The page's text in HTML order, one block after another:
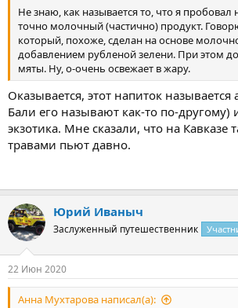
многочисленны: здесь можно поесть и
солянка с салатом из огурцов и помидоров,
различными начинками, толченое
котлетами, голубцы, фаршированные яйца
сладкими и несладкими начинками.
является так называется «Нарезка под
сала, маринованных огурцов и квашеной
Русский дайвинг клуб “Bali club”, Чандидаса
Несомненным плюсом этого места является
различными начинками, салате «Оливье» и
клуб пользуется большой популярностью у
Русские блюда.
На Бали находится очень много
исключительно на русскую кухню.
встретить некоторые позиции с русскими
таких мест:
Не знаю, как называется то, что я пробовал
точно молочный (частично) продукт.
который, похоже, сделан на основе
добавлением рубленой зелени. При этом
мяты. Ну, о-очень освежает в жару.
Оказывается, этот напиток называется
Бали его называют как-то по-другому)
экзотика. Мне сказали, что на Кавказе
травами пьют давно.
Юрий Иваныч
Заслуженный путешественник
22 Июн 2020
Анна Мухтарова написал(а):